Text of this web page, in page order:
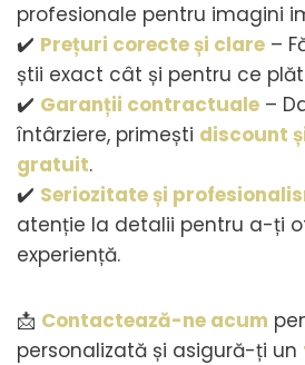
profesionale pentru imagini
✔️ Prețuri corecte și clare –
știi exact cât și pentru ce
✔️ Garanții contractuale –
întârziere, primești discount
gratuit.
✔️ Seriozitate și
atenție la detalii pentru a-ți
experiență.
📩 Contactează-ne acum
personalizată și asigură-ți un